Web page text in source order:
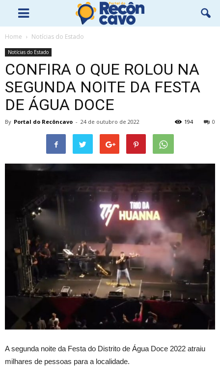
Home Notícias do Estado
Notícias do Estado
CONFIRA O QUE ROLOU NA
SEGUNDA NOITE DA FESTA
DE ÁGUA DOCE
By Portal do Recôncavo - 24 de outubro de 2022 0
194
A segunda noite da Festa do Distrito de Água Doce 2022 atraiu
milhares de pessoas para a localidade.